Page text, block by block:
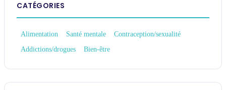
CATÉGORIES
Alimentation Santé mentale
Contraception/sexualité
Addictions/drogues
Bien-être